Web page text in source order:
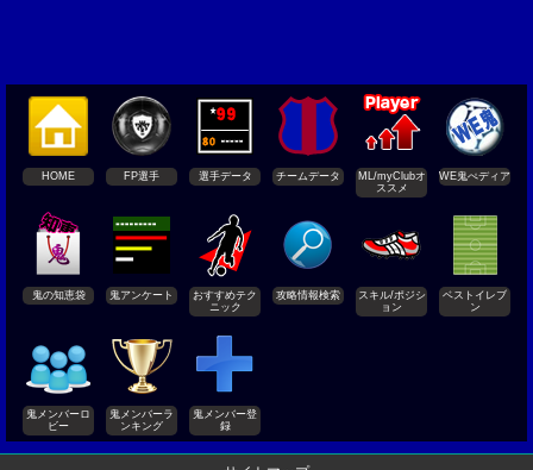
HOME FP選手 選手データ チームデータ
ML/myClubオ
ススメ
WE鬼ぺディア
鬼の知恵袋 鬼アンケート
おすすめテク
ニック
攻略情報検索
スキル/ポジシ
ョン
ベストイレブ
ン
鬼メンバーロ
ビー
鬼メンバーラ
ンキング
鬼メンバー登
録